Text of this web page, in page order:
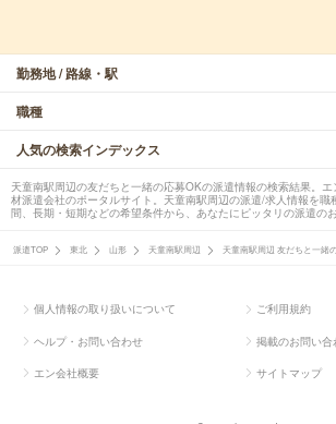
勤務地 / 路線・駅
職種
人気の検索インデックス
天童南駅周辺の友だちと一緒の応募OKの派遣情報の検索結果。
材派遣会社のポータルサイト。天童南駅周辺の派遣/求人情報を職
間、長期・短期などの希望条件から、あなたにピッタリの派遣の
派遣TOP 東北 山形 天童南駅周辺 天童南駅周辺 友だちと一緒
個人情報の取り扱いについて ご利用規約
ヘルプ・お問い合わせ 掲載のお問い合
エン会社概要 サイトマップ